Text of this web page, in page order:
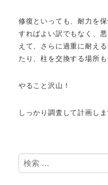
修復といっても、耐力を
すればよい訳でもなく、
えて、さらに過重に耐え
たり、柱を交換する場所も
やること沢山！
しっかり調査して計画しま
検
索